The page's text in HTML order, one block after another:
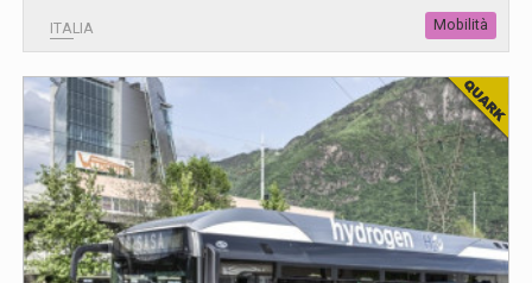
ITALIA Mobilità